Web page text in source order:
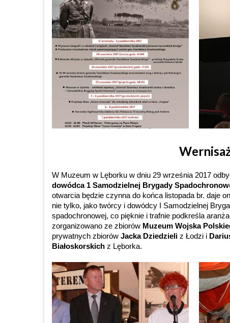
W Muzeum w Lęborku w dniu 29 września 2017
dowódca 1 Samodzielnej Brygady
otwarcia będzie czynna do końca listopada br. daje
nie tylko, jako twórcy i dowódcy I Samodzielnej
spadochronowej, co pięknie i trafnie podkreśla
zorganizowano ze zbiorów Muzeum Wojska
prywatnych zbiorów Jacka Dziedzieli z Łodzi i
Białoskorskich z Lęborka.